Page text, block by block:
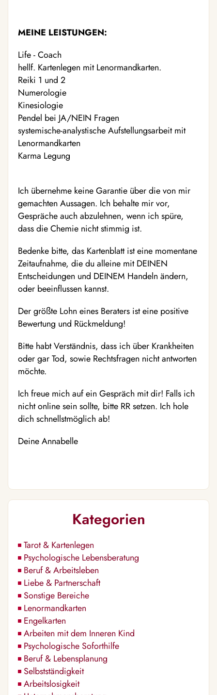
MEINE LEISTUNGEN:
Life - Coach
hellf. Kartenlegen mit Lenormandkarten.
Reiki 1 und 2
Numerologie
Kinesiologie
Pendel bei JA/NEIN Fragen
systemische-analystische Aufstellungsarbeit mit
Lenormandkarten
Karma Legung
Ich übernehme keine Garantie über die von mir
gemachten Aussagen. Ich behalte mir vor,
Gespräche auch abzulehnen, wenn ich spüre,
dass die Chemie nicht stimmig ist.
Bedenke bitte, das Kartenblatt ist eine momentane
Zeitaufnahme, die du alleine mit DEINEN
Entscheidungen und DEINEM Handeln ändern,
oder beeinflussen kannst.
Der größte Lohn eines Beraters ist eine positive
Bewertung und Rückmeldung!
Bitte habt Verständnis, dass ich über Krankheiten
oder gar Tod, sowie Rechtsfragen nicht antworten
möchte.
Ich freue mich auf ein Gespräch mit dir! Falls ich
nicht online sein sollte, bitte RR setzen. Ich hole
dich schnellstmöglich ab!
Deine Annabelle
Kategorien
Tarot & Kartenlegen
Psychologische Lebensberatung
Beruf & Arbeitsleben
Liebe & Partnerschaft
Sonstige Bereiche
Lenormandkarten
Engelkarten
Arbeiten mit dem Inneren Kind
Psychologische Soforthilfe
Beruf & Lebensplanung
Selbstständigkeit
Arbeitslosigkeit